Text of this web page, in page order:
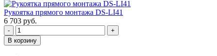
Рукоятка прямого монтажа DS-LI41
6 703 руб.
-
+
В корзину